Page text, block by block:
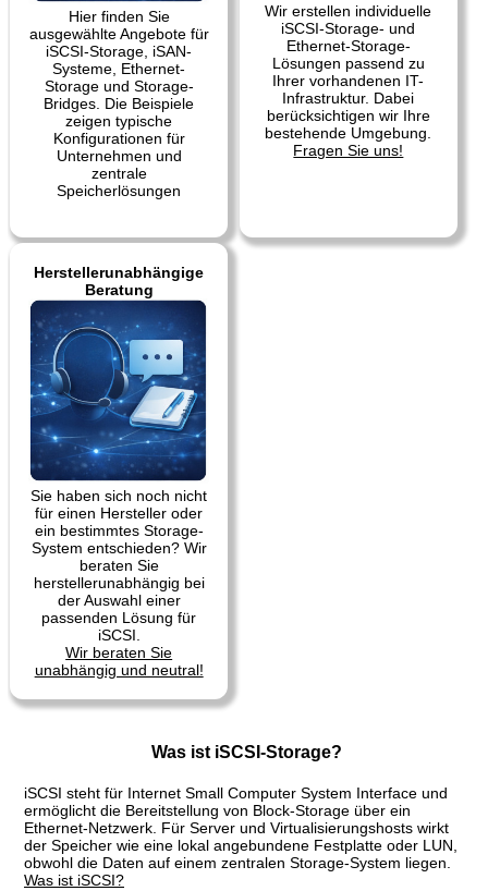
Hier finden Sie
ausgewählte Angebote für
iSCSI-Storage, iSAN-
Systeme, Ethernet-
Storage und Storage-
Bridges. Die Beispiele
zeigen typische
Konfigurationen für
Unternehmen und
zentrale
Speicherlösungen
Wir erstellen individuelle
iSCSI-Storage- und
Ethernet-Storage-
Lösungen passend zu
Ihrer vorhandenen IT-
Infrastruktur. Dabei
berücksichtigen wir Ihre
bestehende Umgebung.
Fragen Sie uns!
Herstellerunabhängige
Beratung
Sie haben sich noch nicht
für einen Hersteller oder
ein bestimmtes Storage-
System entschieden? Wir
beraten Sie
herstellerunabhängig bei
der Auswahl einer
passenden Lösung für
iSCSI.
Wir beraten Sie
unabhängig und neutral!
Was ist iSCSI-Storage?
iSCSI steht für Internet Small Computer System Interface und
ermöglicht die Bereitstellung von Block-Storage über ein
Ethernet-Netzwerk. Für Server und Virtualisierungshosts wirkt
der Speicher wie eine lokal angebundene Festplatte oder LUN,
obwohl die Daten auf einem zentralen Storage-System liegen.
Was ist iSCSI?